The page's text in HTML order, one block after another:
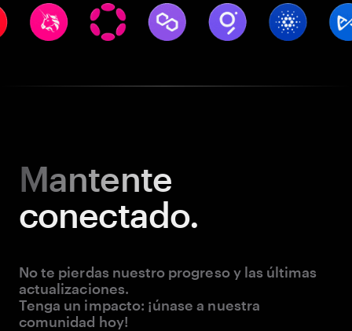
Mantente
conectado.
No te pierdas nuestro progreso y las últimas
actualizaciones.
Tenga un impacto: ¡únase a nuestra
comunidad hoy!